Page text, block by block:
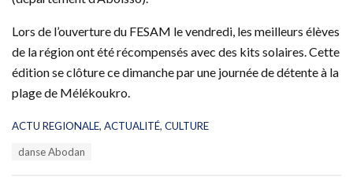
Lors de l’ouverture du FESAM le vendredi, les meilleurs élèves
de la région ont été récompensés avec des kits solaires. Cette
édition se clôture ce dimanche par une journée de détente à la
plage de Mélékoukro.
C
ACTU REGIONALE, ACTUALITÉ, CULTURE
danse Abodan